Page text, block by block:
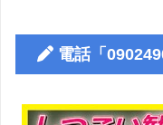
電話「